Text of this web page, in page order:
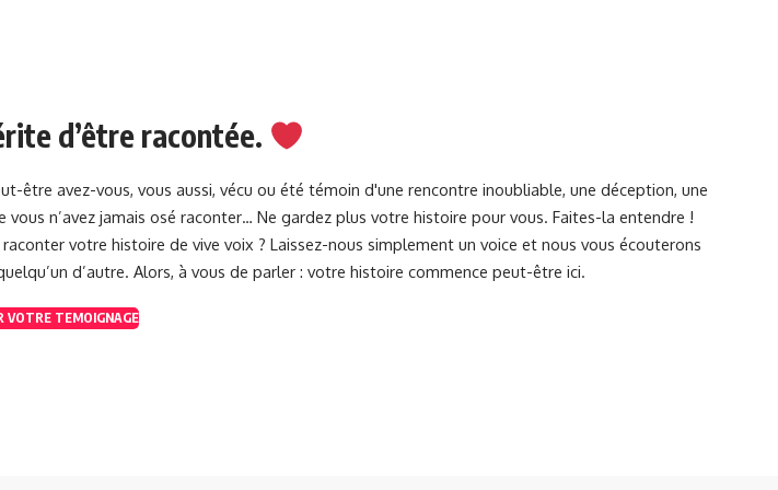
d’être racontée.
être avez-vous, vous aussi, vécu ou été témoin d'une rencontre inoubliable, une déception, une
n’avez jamais osé raconter… Ne gardez plus votre histoire pour vous. Faites-la entendre !
votre histoire de vive voix ? Laissez-nous simplement un voice et nous vous écouterons
d’autre. Alors, à vous de parler : votre histoire commence peut-être ici.
VOTRE TEMOIGNAGE